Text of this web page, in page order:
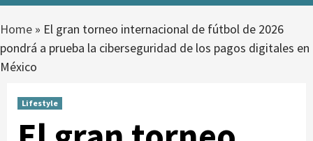
Home » El gran torneo internacional de fútbol de 2026
pondrá a prueba la ciberseguridad de los pagos digitales en
México
Lifestyle